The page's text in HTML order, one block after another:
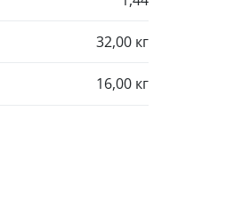
32,00 кг
16,00 кг